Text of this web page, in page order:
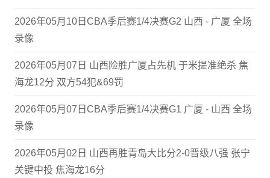
2026年05月10日CBA季后赛1/4决赛G2 山西 - 广厦 全场
录像
2026年05月07日 山西险胜广厦占先机 于米提准绝杀 焦
海龙12分 双方54犯&69罚
2026年05月07日CBA季后赛1/4决赛G1 广厦 - 山西 全场
录像
2026年05月02日 山西再胜青岛大比分2-0晋级八强 张宁
关键中投 焦海龙16分